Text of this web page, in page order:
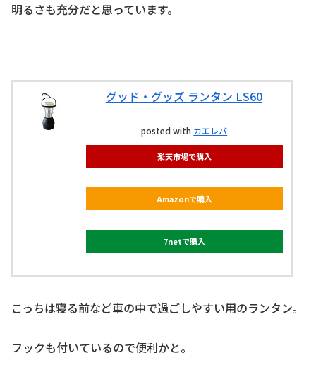
明るさも充分だと思っています。
グッド・グッズ ランタン LS60
posted with カエレバ
楽天市場で購入
Amazonで購入
7netで購入
こっちは寝る前など車の中で過ごしやすい用のランタン。
フックも付いているので便利かと。